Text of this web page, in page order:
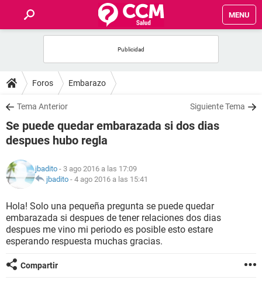
MENU
FOROS
SALUD
FAMILIA
NUTRICIÓN
SEXUALIDAD
Foros Embarazo
Tema Anterior Siguiente Tema
Se puede quedar embarazada si dos dias
despues hubo regla
jbadito - 3 ago 2016 a las 17:09
jbadito - 4 ago 2016 a las 15:41
Hola! Solo una pequeña pregunta se puede quedar
embarazada si despues de tener relaciones dos dias
despues me vino mi periodo es posible esto estare
esperando respuesta muchas gracias.
Compartir